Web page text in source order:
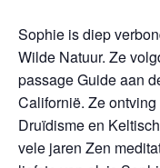
Sophie is diep
Wilde Natuur. Ze
passage Guide aan
Californië. Ze
Druïdisme en
vele jaren Zen